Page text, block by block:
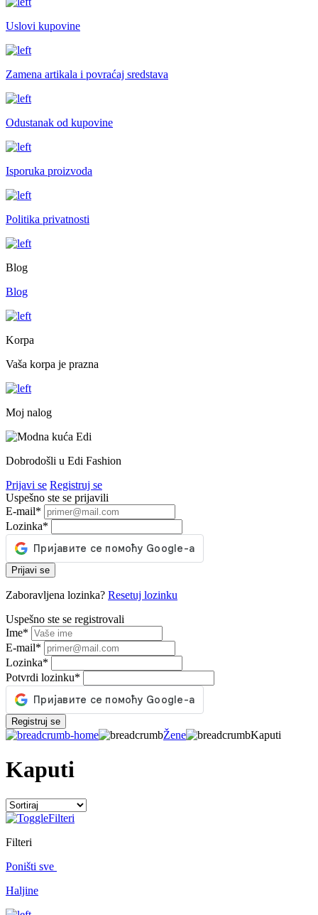
Uslovi kupovine
Zamena artikala i povraćaj sredstava
Odustanak od kupovine
Isporuka proizvoda
Politika privatnosti
Blog
Blog
Korpa
Vaša korpa je prazna
Moj nalog
Dobrodošli u Edi Fashion
Prijavi se Registruj se
Uspešno ste se prijavili
E-mail*
Lozinka*
Prijavi se
Zaboravljena lozinka? Resetuj lozinku
Uspešno ste se registrovali
Ime*
E-mail*
Lozinka*
Potvrdi lozinku*
Registruj se
Žene Kaputi
Kaputi
Filteri
Filteri
Poništi sve
Haljine